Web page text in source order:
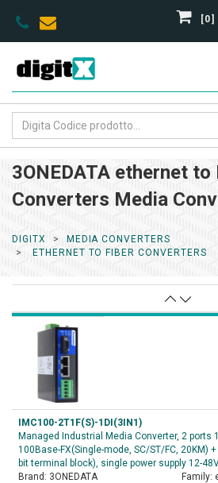
[0]
3ONEDATA ethernet to
Converters Media
DIGITX
MEDIA CONVERTERS
ETHERNET TO FIBER CONVERTERS
IMC100-2T1F(S)-1DI(3IN1)
Managed Industrial Media Converter, 2 ports
100Base-FX(Single-mode, SC/ST/FC, 20KM)
bit terminal block), single power supply 12-
Brand: 3ONEDATA Family: